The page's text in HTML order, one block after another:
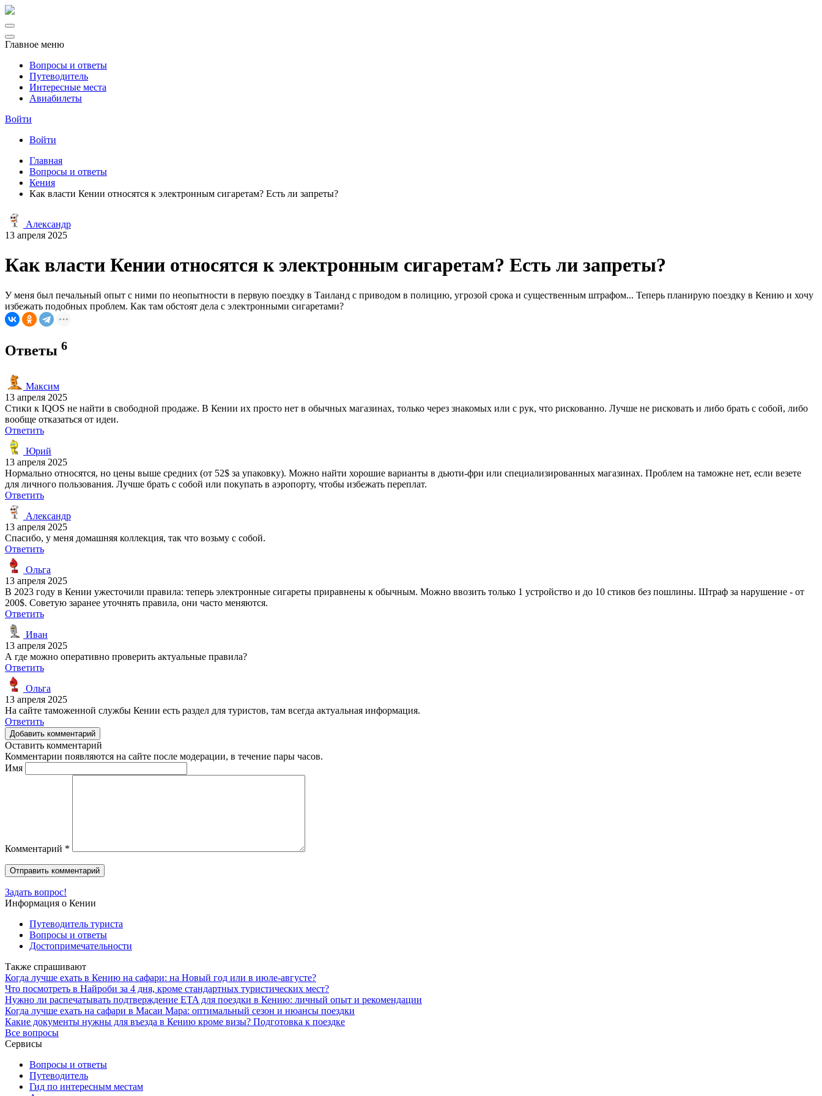
Главное меню
Вопросы и ответы
Путеводитель
Интересные места
Авиабилеты
Войти
Войти
Главная
Вопросы и ответы
Кения
Как власти Кении относятся к электронным сигаретам? Есть ли запреты?
Александр
13 апреля 2025
Как власти Кении относятся к электронным сигаретам? Есть ли запреты?
У меня был печальный опыт с ними по неопытности в первую поездку в Таиланд с приводом в полицию, угрозой срока и существенным штрафом... Теперь планирую поездку в Кению и хочу
избежать подобных проблем. Как там обстоят дела с электронными сигаретами?
Ответы 6
Максим
13 апреля 2025
Стики к IQOS не найти в свободной продаже. В Кении их просто нет в обычных магазинах, только через знакомых или с рук, что рискованно. Лучше не рисковать и либо брать с собой, либо
вообще отказаться от идеи.
Ответить
Юрий
13 апреля 2025
Нормально относятся, но цены выше средних (от 52$ за упаковку). Можно найти хорошие варианты в дьюти-фри или специализированных магазинах. Проблем на таможне нет, если везете
для личного пользования. Лучше брать с собой или покупать в аэропорту, чтобы избежать переплат.
Ответить
Александр
13 апреля 2025
Спасибо, у меня домашняя коллекция, так что возьму с собой.
Ответить
Ольга
13 апреля 2025
В 2023 году в Кении ужесточили правила: теперь электронные сигареты приравнены к обычным. Можно ввозить только 1 устройство и до 10 стиков без пошлины. Штраф за нарушение - от
200$. Советую заранее уточнять правила, они часто меняются.
Ответить
Иван
13 апреля 2025
А где можно оперативно проверить актуальные правила?
Ответить
Ольга
13 апреля 2025
На сайте таможенной службы Кении есть раздел для туристов, там всегда актуальная информация.
Ответить
Добавить комментарий
Оставить комментарий
Комментарии появляются на сайте после модерации, в течение пары часов.
Имя
Комментарий *
Задать вопрос!
Информация о Кении
Путеводитель туриста
Вопросы и ответы
Достопримечательности
Также спрашивают
Когда лучше ехать в Кению на сафари: на Новый год или в июле-августе?
Что посмотреть в Найроби за 4 дня, кроме стандартных туристических мест?
Нужно ли распечатывать подтверждение ETA для поездки в Кению: личный опыт и рекомендации
Когда лучше ехать на сафари в Масаи Мара: оптимальный сезон и нюансы поездки
Какие документы нужны для въезда в Кению кроме визы? Подготовка к поездке
Все вопросы
Сервисы
Вопросы и ответы
Путеводитель
Гид по интересным местам